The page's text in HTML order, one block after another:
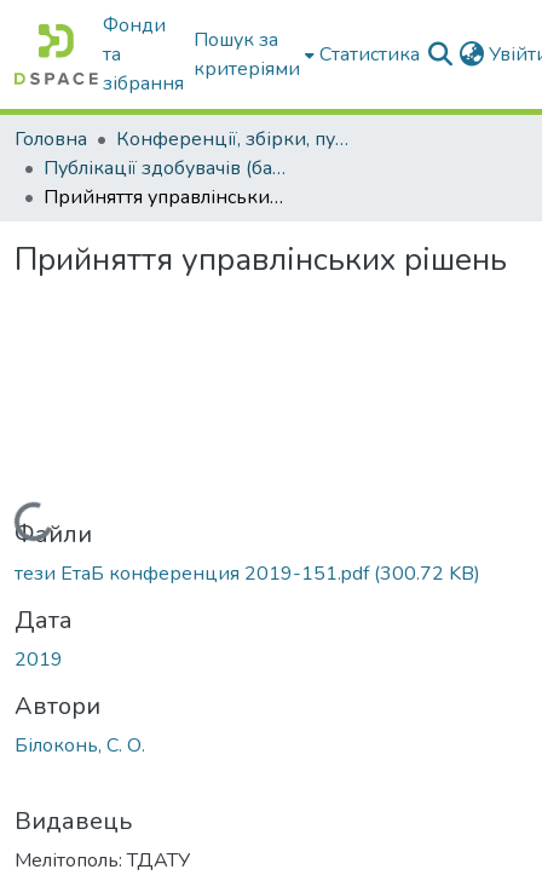
Фонди
та
зібрання
Пошук за
критеріями
Статистика
Головна
Конференції, збірки, публікації молодих вчених і здобувачів : магістрів, бакалаврів, аспірантів.
Публікації здобувачів (бакалаврів. магістрів, аспірантів)
Прийняття управлінських рішень
Прийняття управлінських рішень
Вантажиться...
Файли
тези ЕтаБ конференция 2019-151.pdf(300.72 KB)
Дата
2019
Автори
Білоконь, С. О.
Видавець
Мелітополь: ТДАТУ